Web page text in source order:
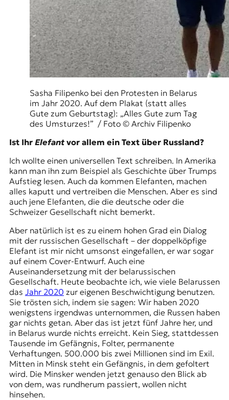
Sasha Filipenko bei den Protesten in Belarus
im Jahr 2020. Auf dem Plakat (statt alles
Gute zum Geburtstag): „Alles Gute zum Tag
des Umsturzes!” / Foto © Archiv Filipenko
Ist Ihr Elefantvor allem ein Text über Russland?
Ich wollte einen universellen Text schreiben. In Amerika
kann man ihn zum Beispiel als Geschichte über Trumps
Aufstieg lesen. Auch da kommen Elefanten, machen
alles kaputt und vertreiben die Menschen. Aber es sind
auch jene Elefanten, die die deutsche oder die
Schweizer Gesellschaft nicht bemerkt.
Aber natürlich ist es zu einem hohen Grad ein Dialog
mit der russischen Gesellschaft – der doppelköpfige
Elefant ist mir nicht umsonst eingefallen, er war sogar
auf einem Cover-Entwurf. Auch eine
Auseinandersetzung mit der belarussischen
Gesellschaft. Heute beobachte ich, wie viele Belarussen
das Jahr 2020 zur eigenen Beschwichtigung benutzen.
Sie trösten sich, indem sie sagen: Wir haben 2020
wenigstens irgendwas unternommen, die Russen haben
gar nichts getan. Aber das ist jetzt fünf Jahre her, und
in Belarus wurde nichts erreicht. Kein Sieg, stattdessen
Tausende im Gefängnis, Folter, permanente
Verhaftungen. 500.000 bis zwei Millionen sind im Exil.
Mitten in Minsk steht ein Gefängnis, in dem gefoltert
wird. Die Minsker wenden jetzt genauso den Blick ab
von dem, was rundherum passiert, wollen nicht
hinsehen.